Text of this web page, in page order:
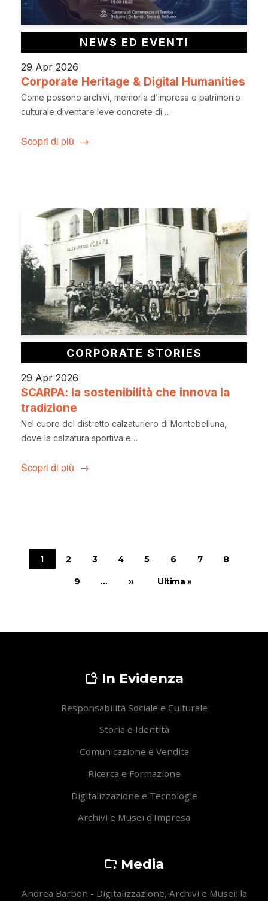
NEWS ED EVENTI
29 Apr 2026
Corporate Heritage & Digital Humanities
Come possono archivi, memoria d’impresa e patrimonio
culturale diventare leve concrete di…
Scopri di più
CORPORATE STORIES
29 Apr 2026
SCARPA: la sostenibilità che innova la
tradizione
Nel cuore del distretto calzaturiero di Montebelluna,
dove la calzatura sportiva e…
Scopri di più
Paginazione
Pagina
1
Pagina
2
Pagina
3
Pagina
4
Pagina
5
Pagina
6
Pagina
7
Pagina
8
Pagina
9 …
Pagina successiva
››
Ultima pagina
Ultima »
In Evidenza
Responsabilità Sociale e Culturale
Storia e Identità
Comunicazione e Vendita
Ricerca e Formazione
Digitalizzazione e Tecnologie
Archivi e Musei d'Impresa
Media
Andrea Barbon - Digitalizzazione, Archivi e Musei: la